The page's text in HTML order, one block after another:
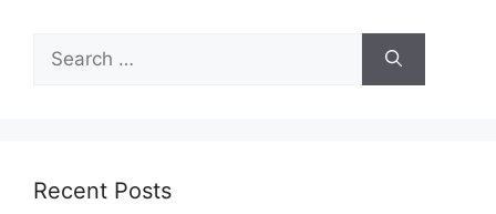
for:
Recent Posts